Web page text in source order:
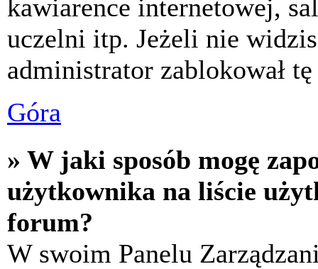
kawiarence internetowej,
uczelni itp. Jeżeli nie
administrator zablokował
Góra
» W jaki sposób mogę
użytkownika na liście
forum?
W swoim Panelu